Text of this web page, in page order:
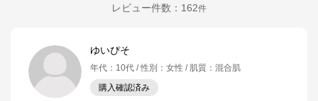
レビュー件数： 162件
ゆいぴそ
年代 ： 10代 性別 ： 女性 肌質 ： 混合肌
購入確認済み